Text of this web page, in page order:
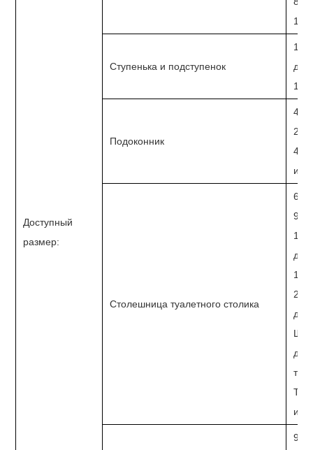
Доступный
размер:
Ступенька и подступенок
Подоконник
42/
42/
Столешница туалетного столика